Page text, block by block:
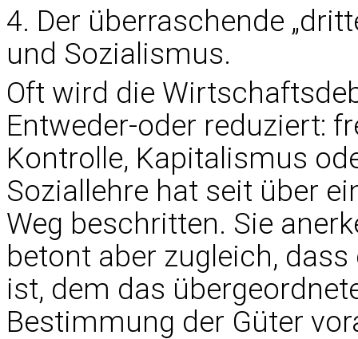
4. Der überraschende
und Sozialismus.
Oft wird die
Entweder-oder reduziert:
Kontrolle, Kapitalismus
Soziallehre hat seit über
Weg beschritten. Sie
betont aber zugleich,
ist, dem das
Bestimmung der Güter